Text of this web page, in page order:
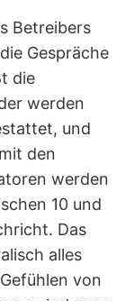
Betreibers
Gespräche
die
werden
und
den
werden
10 und
Das
alles
von